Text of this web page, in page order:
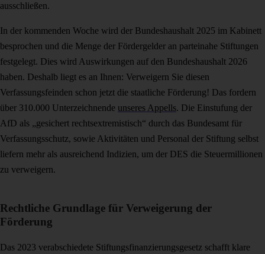
ausschließen.
In der kommenden Woche wird der Bundeshaushalt 2025 im Kabinett
besprochen und die Menge der Fördergelder an parteinahe Stiftungen
festgelegt. Dies wird Auswirkungen auf den Bundeshaushalt 2026
haben. Deshalb liegt es an Ihnen: Verweigern Sie diesen
Verfassungsfeinden schon jetzt die staatliche Förderung! Das fordern
über 310.000 Unterzeichnende unseres Appells. Die Einstufung der
AfD als „gesichert rechtsextremistisch“ durch das Bundesamt für
Verfassungsschutz, sowie Aktivitäten und Personal der Stiftung selbst
liefern mehr als ausreichend Indizien, um der DES die Steuermillionen
zu verweigern.
Rechtliche Grundlage für Verweigerung der
Förderung
Das 2023 verabschiedete Stiftungsfinanzierungsgesetz schafft klare